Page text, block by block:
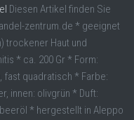
Diesen Artikel finden Sie
zentrum.de * geeignet
trockener Haut und
* ca. 200 Gr * Form:
fast quadratisch * Farbe:
innen: olivgrün * Duft:
* hergestellt in Aleppo